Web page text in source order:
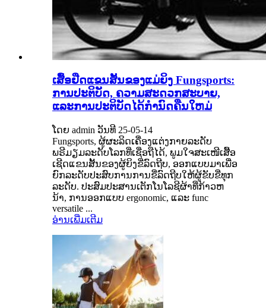
ເສື້ອຢືດແຂນສັ້ນຂອງແມ່ຍິງ Fungsports:
ການປະຕິບັດ, ຄວາມສະດວກສະບາຍ,
ແລະການປະຕິບັດໄດ້ກໍານົດຄືນໃຫມ່
ໂດຍ admin ວັນທີ 25-05-14
Fungsports, ຜູ້ຜະລິດເຄື່ອງແຕ່ງກາຍລະດັບ
ພຣີມຽມລະດັບໂລກທີ່ເຊື່ອຖືໄດ້, ພູມໃຈສະເໜີເສື້ອ
ເຊີດແຂນສັ້ນຂອງຜູ້ຍິງຂີ່ລົດຖີບ, ອອກແບບມາເພື່ອ
ຍົກລະດັບປະສົບການການຂີ່ລົດຖີບໃຫ້ຜູ້ຂັບຂີ່ທຸກ
ລະດັບ. ປະສົມປະສານເຕັກໂນໂລຊີຜ້າທີ່ກ້າວຫ
ນ້າ, ການອອກແບບ ergonomic, ແລະ func
versatile ...
ອ່ານເພີ່ມເຕີມ